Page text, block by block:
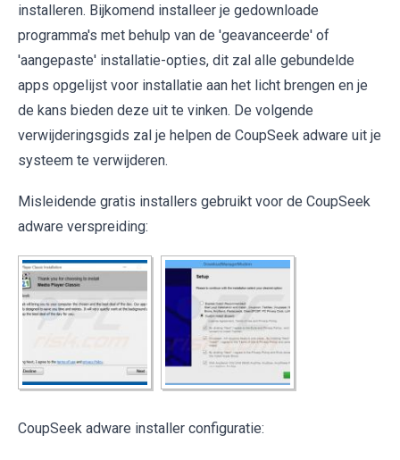
installeren. Bijkomend installeer je gedownloade
programma's met behulp van de 'geavanceerde' of
'aangepaste' installatie-opties, dit zal alle gebundelde
apps opgelijst voor installatie aan het licht brengen en je
de kans bieden deze uit te vinken. De volgende
verwijderingsgids zal je helpen de CoupSeek adware uit je
systeem te verwijderen.
Misleidende gratis installers gebruikt voor de CoupSeek
adware verspreiding:
CoupSeek adware installer configuratie: